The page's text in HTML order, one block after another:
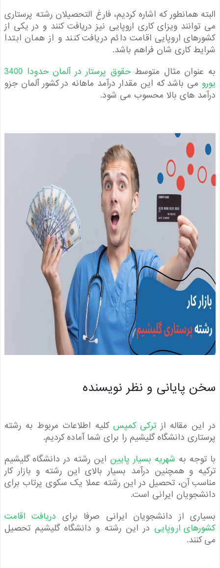
همانطور که اشاره کردیم، فارغ التحصیلان رشته پرستاری
ویزای کاری اروپایی نیز دریافت کنند و در یکی از
اروپایی اقامت دائم دریافت کنند و از همان ابتدا
کاری شان فراهم باشد.
مثال متوسط
حقوق پرستار در آلمان حدودا 3400
می باشد که این مقدار درآمد ماهانه در کشور آلمان جزو
های بالا محسوب می شود.
پایانی و نظر نویسنده
مقاله ازترکی کمپسکلیه اطلاعات مربوط به رشته
دانشگاه گلیشیم را برای شما آماده کردیم.
بهشهریه بسیار پاییناین رشته در دانشگاه گلیشیم
و همچنین درآمد بسیار بالای این رشته و بازار کار
آن، تحصیل در این رشته عملا یک سکوی پرتاب برای
ایرانی است.
از دانشجویان ایرانی صرفا برایدریافت اقامت
اروپاییدر این رشته و دانشگاه گلیشیم تحصیل